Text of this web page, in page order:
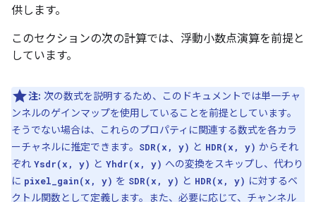
供します。
このセクションの次の計算では、浮動小数点演算を前提と
しています。
注: 次の数式を説明するため、このドキュメントでは単一チャ
ンネルのゲインマップを使用していることを前提としています。
そうでない場合は、これらのプロパティに関連する数式を各カラ
ーチャネルに推定できます。
SDR(x, y) と HDR(x, y) からそれ
ぞれ Ysdr(x, y) と Yhdr(x, y) への変換をスキップし、代わり
に pixel_gain(x, y) を SDR(x, y) と HDR(x, y) に対するベ
クトル関数として定義します。また、必要に応じて、チャンネル